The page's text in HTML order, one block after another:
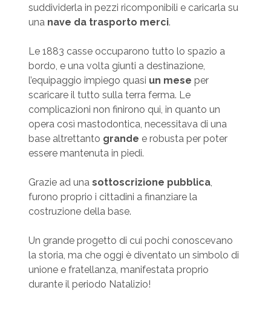
suddividerla in pezzi ricomponibili e caricarla su
una nave da trasporto merci.
Le 1883 casse occuparono tutto lo spazio a
bordo, e una volta giunti a destinazione,
l’equipaggio impiego quasi un mese per
scaricare il tutto sulla terra ferma. Le
complicazioni non finirono qui, in quanto un
opera così mastodontica, necessitava di una
base altrettanto grande e robusta per poter
essere mantenuta in piedi.
Grazie ad unasottoscrizione pubblica,
furono proprio i cittadini a finanziare la
costruzione della base.
Un grande progetto di cui pochi conoscevano
la storia, ma che oggi è diventato un simbolo di
unione e fratellanza, manifestata proprio
durante il periodo Natalizio!